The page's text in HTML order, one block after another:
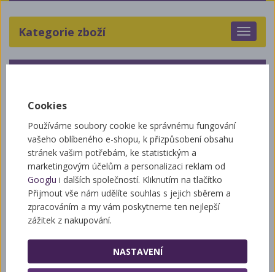
Toggle
Kategorie zboží
Otevírací doba
pondělí 9:00–14:00
úterý 9:00–17:00
středa 9:00–14:00
čtvrtek 9:00–14:00
pátek 9:00–14:00
(duben - červen)
sobota 9:00–12:00
Na prodejně
PRODEJNA
Cookies
Používáme soubory cookie ke správnému fungování
vašeho oblíbeného e-shopu, k přizpůsobení obsahu
stránek vašim potřebám, ke statistickým a
marketingovým účelům a personalizaci reklam od
Googlu i dalších společností. Kliknutím na tlačítko
Přijmout vše nám udělíte souhlas s jejich sběrem a
zpracováním a my vám poskytneme ten nejlepší
zážitek z nakupování.
NASTAVENÍ